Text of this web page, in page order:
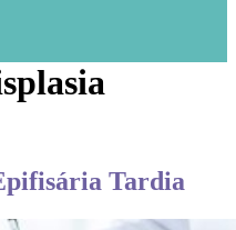
Tardia